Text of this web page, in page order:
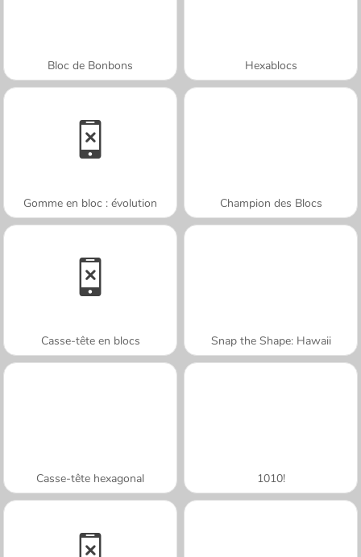
Bloc de Bonbons Hexablocs
Gomme en bloc : évolution Champion des Blocs
Casse-tête en blocs Snap the Shape: Hawaii
Casse-tête hexagonal 1010!